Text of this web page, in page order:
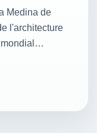
Medina de
l'architecture
mondial…